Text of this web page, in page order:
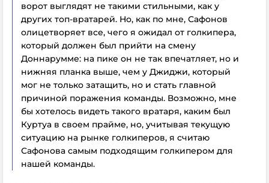
ворот выглядят не такими стильными, как у
других топ-вратарей. Но, как по мне, Сафонов
олицетворяет все, чего я ожидал от голкипера,
который должен был прийти на смену
Доннарумме: на пике он не так впечатляет, но и
нижняя планка выше, чем у Джиджи, который
мог не только затащить, но и стать главной
причиной поражения команды. Возможно, мне
бы хотелось видеть такого вратаря, каким был
Куртуа в своем прайме, но, учитывая текущую
ситуацию на рынке голкиперов, я считаю
Сафонова самым подходящим голкипером для
нашей команды.